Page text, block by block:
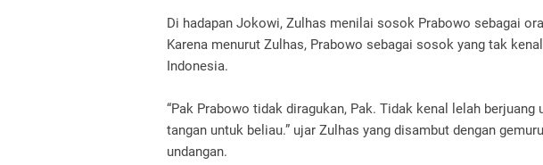
Di hadapan Jokowi, Zulhas menilai sosok Prabowo sebagai
Karena menurut Zulhas, Prabowo sebagai sosok yang tak
Indonesia.
“Pak Prabowo tidak diragukan, Pak. Tidak kenal lelah berjuang
tangan untuk beliau.” ujar Zulhas yang disambut dengan
undangan.